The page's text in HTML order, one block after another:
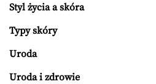
Styl życia a skóra
Typy skóry
Uroda
Uroda i zdrowie